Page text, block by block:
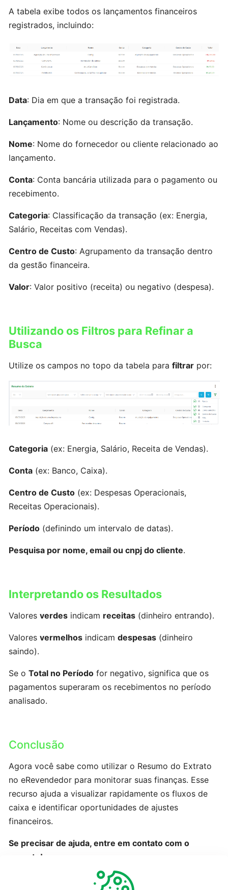
contas
Serviço
Centro
de
Cadastrando
Produto
gráfico
Cadastrando
Cadastrando
Produto
tipo
outros
uma
variação
Estoque
movimentação
de
usuário
um
vendedor
Cadastro
e
excel
VENDAS
E
ORÇAMENTOS
Monitoramento
da
produção
A tabela exibe todos os lançamentos financeiros
registrados, incluindo:
Data: Dia em que a transação foi registrada.
Lançamento: Nome ou descrição da transação.
Nome: Nome do fornecedor ou cliente relacionado ao
lançamento.
Conta: Conta bancária utilizada para o pagamento ou
recebimento.
Categoria: Classificação da transação (ex: Energia,
Salário, Receitas com Vendas).
Centro de Custo: Agrupamento da transação dentro
da gestão financeira.
Valor: Valor positivo (receita) ou negativo (despesa).
Utilizando os Filtros para Refinar a
Busca
Utilize os campos no topo da tabela para filtrar por:
Categoria (ex: Energia, Salário, Receita de Vendas).
Conta (ex: Banco, Caixa).
Centro de Custo (ex: Despesas Operacionais,
Receitas Operacionais).
Período (definindo um intervalo de datas).
Pesquisa por nome, email ou cnpj do cliente.
Interpretando os Resultados
Valores verdes indicam receitas (dinheiro entrando).
Valores vermelhos indicam despesas (dinheiro
saindo).
Se o Total no Período for negativo, significa que os
pagamentos superaram os recebimentos no período
analisado.
Conclusão
Agora você sabe como utilizar o Resumo do Extrato
no eRevendedor para monitorar suas finanças. Esse
recurso ajuda a visualizar rapidamente os fluxos de
caixa e identificar oportunidades de ajustes
financeiros.
Se precisar de ajuda, entre em contato com o
suporte!